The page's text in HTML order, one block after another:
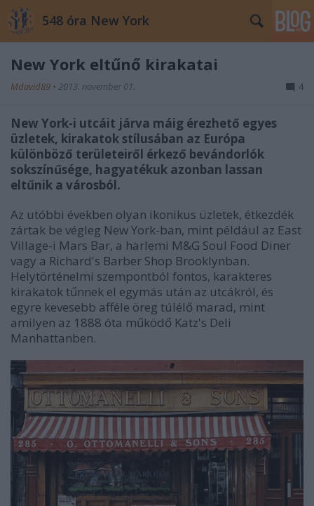
548 óra New York
New York eltűnő kirakatai
Mdavid89 • 2013. november 01. 4
New York-i utcáit járva máig érezhető egyes
üzletek, kirakatok stílusában az Európa
különböző területeiről érkező bevándorlók
sokszínűsége, hagyatékuk azonban lassan
eltűnik a városból.
Az utóbbi években olyan ikonikus üzletek, étkezdék
zártak be végleg New York-ban, mint például az East
Village-i Mars Bar, a harlemi M&G Soul Food Diner
vagy a Richard's Barber Shop Brooklynban.
Helytörténelmi szempontból fontos, karakteres
kirakatok tűnnek el egymás után az utcákról, és
egyre kevesebb afféle öreg túlélő marad, mint
amilyen az 1888 óta működő Katz's Deli
Manhattanben.